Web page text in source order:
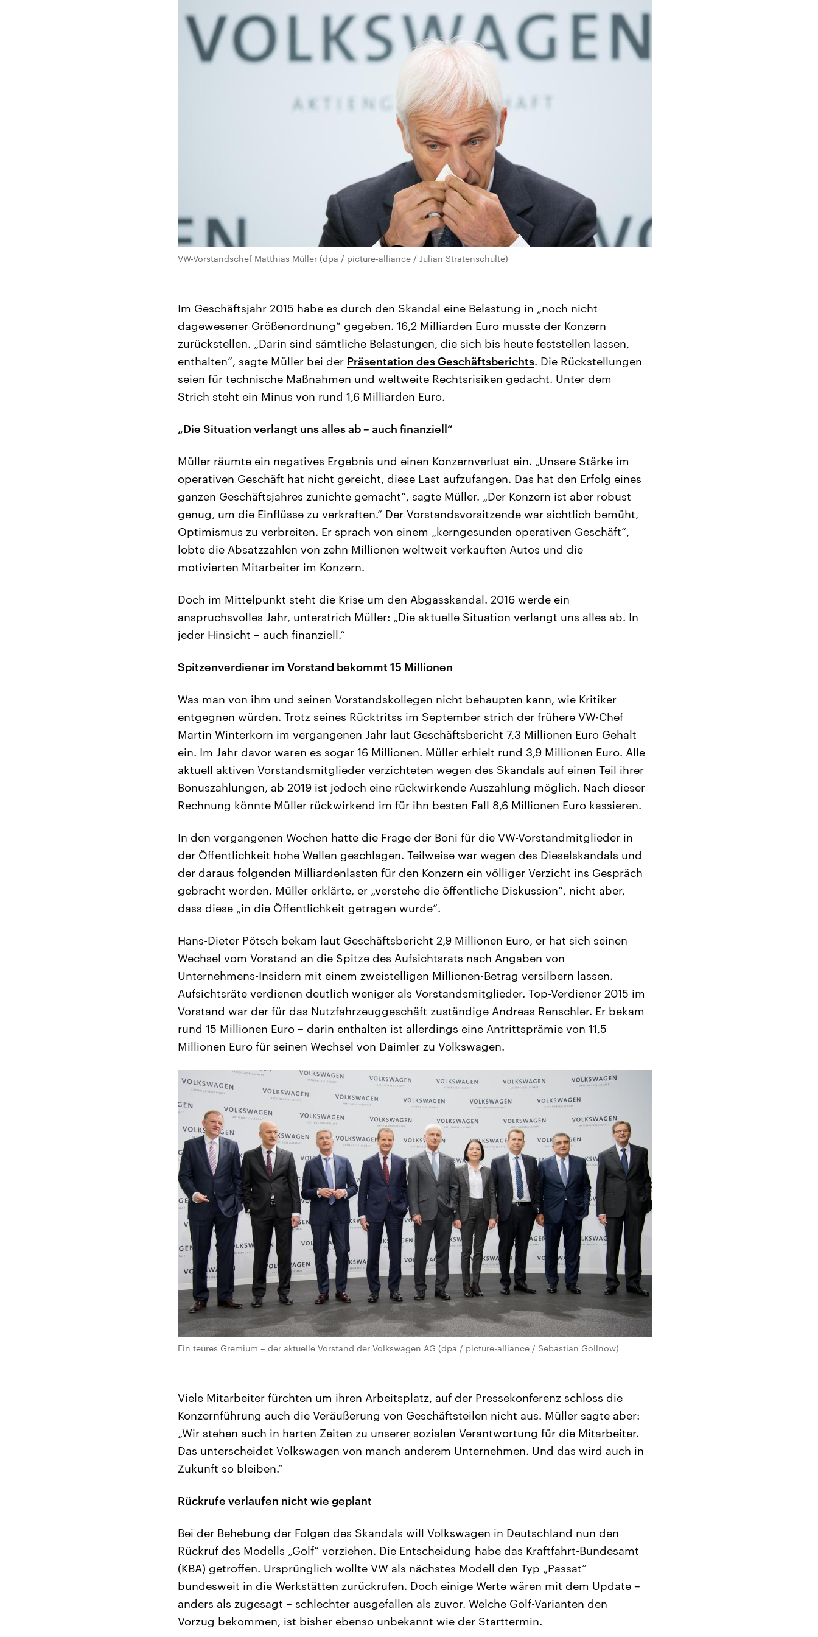
VW-Vorstandschef Matthias Müller (dpa / picture-alliance / Julian Stratenschulte)
Im Geschäftsjahr 2015 habe es durch den Skandal eine Belastung in „noch nicht
dagewesener Größenordnung“ gegeben. 16,2 Milliarden Euro musste der Konzern
zurückstellen. „Darin sind sämtliche Belastungen, die sich bis heute feststellen lassen,
enthalten“, sagte Müller bei der Präsentation des Geschäftsberichts. Die Rückstellungen
seien für technische Maßnahmen und weltweite Rechtsrisiken gedacht. Unter dem
Strich steht ein Minus von rund 1,6 Milliarden Euro.
„Die Situation verlangt uns alles ab – auch finanziell“
Müller räumte ein negatives Ergebnis und einen Konzernverlust ein. „Unsere Stärke im
operativen Geschäft hat nicht gereicht, diese Last aufzufangen. Das hat den Erfolg eines
ganzen Geschäftsjahres zunichte gemacht“, sagte Müller. „Der Konzern ist aber robust
genug, um die Einflüsse zu verkraften.“ Der Vorstandsvorsitzende war sichtlich bemüht,
Optimismus zu verbreiten. Er sprach von einem „kerngesunden operativen Geschäft“,
lobte die Absatzzahlen von zehn Millionen weltweit verkauften Autos und die
motivierten Mitarbeiter im Konzern.
Doch im Mittelpunkt steht die Krise um den Abgasskandal. 2016 werde ein
anspruchsvolles Jahr, unterstrich Müller: „Die aktuelle Situation verlangt uns alles ab. In
jeder Hinsicht – auch finanziell.“
Spitzenverdiener im Vorstand bekommt 15 Millionen
Was man von ihm und seinen Vorstandskollegen nicht behaupten kann, wie Kritiker
entgegnen würden. Trotz seines Rücktritss im September strich der frühere VW-Chef
Martin Winterkorn im vergangenen Jahr laut Geschäftsbericht 7,3 Millionen Euro Gehalt
ein. Im Jahr davor waren es sogar 16 Millionen. Müller erhielt rund 3,9 Millionen Euro. Alle
aktuell aktiven Vorstandsmitglieder verzichteten wegen des Skandals auf einen Teil ihrer
Bonuszahlungen, ab 2019 ist jedoch eine rückwirkende Auszahlung möglich. Nach dieser
Rechnung könnte Müller rückwirkend im für ihn besten Fall 8,6 Millionen Euro kassieren.
In den vergangenen Wochen hatte die Frage der Boni für die VW-Vorstandmitglieder in
der Öffentlichkeit hohe Wellen geschlagen. Teilweise war wegen des Dieselskandals und
der daraus folgenden Milliardenlasten für den Konzern ein völliger Verzicht ins Gespräch
gebracht worden. Müller erklärte, er „verstehe die öffentliche Diskussion“, nicht aber,
dass diese „in die Öffentlichkeit getragen wurde“.
Hans-Dieter Pötsch bekam laut Geschäftsbericht 2,9 Millionen Euro, er hat sich seinen
Wechsel vom Vorstand an die Spitze des Aufsichtsrats nach Angaben von
Unternehmens-Insidern mit einem zweistelligen Millionen-Betrag versilbern lassen.
Aufsichtsräte verdienen deutlich weniger als Vorstandsmitglieder. Top-Verdiener 2015 im
Vorstand war der für das Nutzfahrzeuggeschäft zuständige Andreas Renschler. Er bekam
rund 15 Millionen Euro – darin enthalten ist allerdings eine Antrittsprämie von 11,5
Millionen Euro für seinen Wechsel von Daimler zu Volkswagen.
Ein teures Gremium – der aktuelle Vorstand der Volkswagen AG (dpa / picture-alliance / Sebastian Gollnow)
Viele Mitarbeiter fürchten um ihren Arbeitsplatz, auf der Pressekonferenz schloss die
Konzernführung auch die Veräußerung von Geschäftsteilen nicht aus. Müller sagte aber:
„Wir stehen auch in harten Zeiten zu unserer sozialen Verantwortung für die Mitarbeiter.
Das unterscheidet Volkswagen von manch anderem Unternehmen. Und das wird auch in
Zukunft so bleiben.“
Rückrufe verlaufen nicht wie geplant
Bei der Behebung der Folgen des Skandals will Volkswagen in Deutschland nun den
Rückruf des Modells „Golf“ vorziehen. Die Entscheidung habe das Kraftfahrt-Bundesamt
(KBA) getroffen. Ursprünglich wollte VW als nächstes Modell den Typ „Passat“
bundesweit in die Werkstätten zurückrufen. Doch einige Werte wären mit dem Update –
anders als zugesagt – schlechter ausgefallen als zuvor. Welche Golf-Varianten den
Vorzug bekommen, ist bisher ebenso unbekannt wie der Starttermin.